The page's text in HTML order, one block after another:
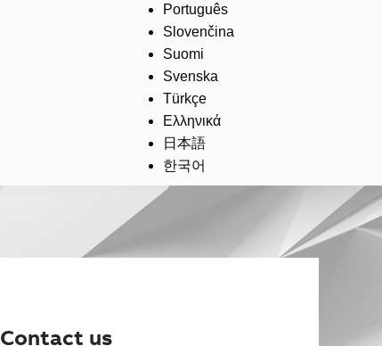
Português
Slovenčina
Suomi
Svenska
Türkçe
Ελληνικά
日本語
한국어
Contact us